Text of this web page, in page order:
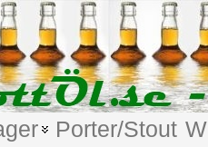
Porter/Stout